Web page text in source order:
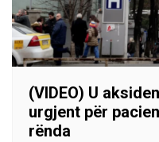
(VIDEO) U
urgjent për
rënda